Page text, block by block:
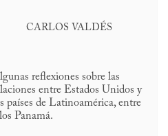
CARLOS VALDÉS
reflexiones sobre las
entre Estados Unidos y
países de Latinoamérica, entre
Panamá.